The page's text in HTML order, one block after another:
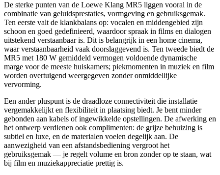
De sterke punten van de Loewe Klang MR5 liggen vooral in de
combinatie van geluidsprestaties, vormgeving en gebruiksgemak.
Ten eerste valt de klankbalans op: vocalen en middengebied zijn
schoon en goed gedefinieerd, waardoor spraak in films en dialogen
uitstekend verstaanbaar is. Dit is belangrijk in een home cinema,
waar verstaanbaarheid vaak doorslaggevend is. Ten tweede biedt de
MR5 met 180 W gemiddeld vermogen voldoende dynamische
marge voor de meeste huiskamers; piekmomenten in muziek en film
worden overtuigend weergegeven zonder onmiddellijke
vervorming.
Een ander pluspunt is de draadloze connectiviteit die installatie
vergemakkelijkt en flexibiliteit in plaatsing biedt. Je bent minder
gebonden aan kabels of ingewikkelde opstellingen. De afwerking en
het ontwerp verdienen ook complimenten: de grijze behuizing is
subtiel en luxe, en de materialen voelen degelijk aan. De
aanwezigheid van een afstandsbediening vergroot het
gebruiksgemak — je regelt volume en bron zonder op te staan, wat
bij film en muziekappreciatie prettig is.